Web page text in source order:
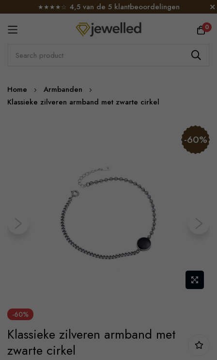
★★★★☆ 4,5 van de 5 klantbeoordelingen
0
Skip
to
Home
Armbanden
Klassieke zilveren armband met zwarte cirkel
gallery
-60%
to
the
beginning
-60%
Klassieke zilveren armband met
zwarte cirkel